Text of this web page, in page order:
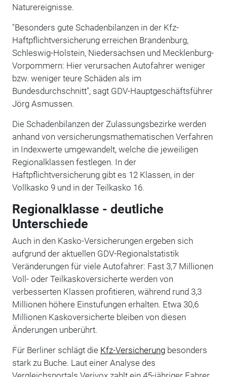
Naturereignisse.
"Besonders gute Schadenbilanzen in der Kfz-
Haftpflichtversicherung erreichen Brandenburg,
Schleswig-Holstein, Niedersachsen und Mecklenburg-
Vorpommern: Hier verursachen Autofahrer weniger
bzw. weniger teure Schäden als im
Bundesdurchschnitt", sagt GDV-Hauptgeschäftsführer
Jörg Asmussen.
Die Schadenbilanzen der Zulassungsbezirke werden
anhand von versicherungsmathematischen Verfahren
in Indexwerte umgewandelt, welche die jeweiligen
Regionalklassen festlegen. In der
Haftpflichtversicherung gibt es 12 Klassen, in der
Vollkasko 9 und in der Teilkasko 16.
Regionalklasse - deutliche
Unterschiede
Auch in den Kasko-Versicherungen ergeben sich
aufgrund der aktuellen GDV-Regionalstatistik
Veränderungen für viele Autofahrer: Fast 3,7 Millionen
Voll- oder Teilkaskoversicherte werden von
verbesserten Klassen profitieren, während rund 3,3
Millionen höhere Einstufungen erhalten. Etwa 30,6
Millionen Kaskoversicherte bleiben von diesen
Änderungen unberührt.
Für Berliner schlägt die Kfz-Versicherungbesonders
stark zu Buche. Laut einer Analyse des